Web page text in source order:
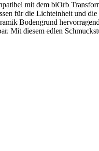
mit dem biOrb
für die Lichteinheit und
Bodengrund
Mit diesem edlen